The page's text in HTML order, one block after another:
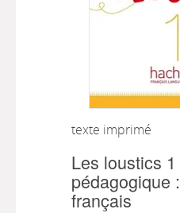
texte imprimé
Les loustics
pédagogique
français